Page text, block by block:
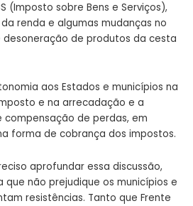
(Imposto sobre Bens e Serviços),
renda e algumas mudanças no
desoneração de produtos da cesta
aos Estados e municípios na
e na arrecadação e a
de perdas, em
forma de cobrança dos impostos.
aprofundar essa discussão,
não prejudique os municípios e
resistências. Tanto que Frente